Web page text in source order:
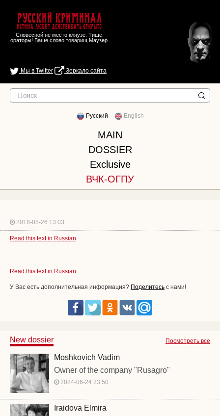
Русский Криминал
Истина любит действовать открыто
Словесной не место кляузе. Тише
ораторы! Ваше слово товарищ Маузер
Мы в Twitter Зеркало сайта
Русский English
MAIN
DOSSIER
Exclusive
ВЧК-ОГПУ
2018-08-26 13:03
Read this text in Russian
Read this text in Russian
У Вас есть дополнительная информация? Поделитесь с нами!
Посмотреть все
New dossier
Moshkovich Vadim
Owner of the company "Rusagro"
2024-06-24 23:50
Iraidova Elmira